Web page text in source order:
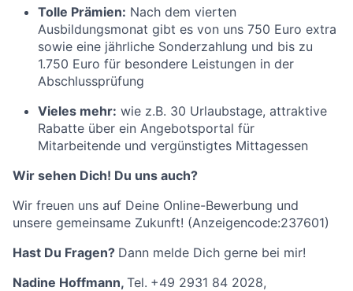
Tolle Prämien: Nach dem vierten
Ausbildungsmonat gibt es von uns 750 Euro extra
sowie eine jährliche Sonderzahlung und bis zu
1.750 Euro für besondere Leistungen in der
Abschlussprüfung
Vieles mehr: wie z.B. 30 Urlaubstage, attraktive
Rabatte über ein Angebotsportal für
Mitarbeitende und vergünstigtes Mittagessen
Wir sehen Dich! Du uns auch?
Wir freuen uns auf Deine Online-Bewerbung und
unsere gemeinsame Zukunft! (Anzeigencode:237601)
Hast Du Fragen? Dann melde Dich gerne bei mir!
Nadine Hoffmann, Tel. +49 2931 84 2028,